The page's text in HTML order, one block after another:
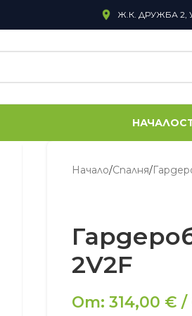
Ж.К. ДРУЖБА 2,
НАЧАЛО
Начало/Спалня/
2V2F
От:314,00 € /